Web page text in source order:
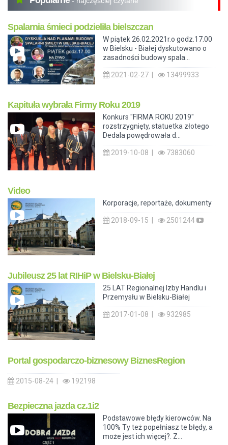
Spalarnia śmieci podzieliła bielszczan
W piątek 26.02.2021r.o godz.17.00
w Bielsku - Białej dyskutowano o
zasadności budowy spala...
2021-02-27 | 13499933
Kapituła wybrała Firmy Roku 2019
Konkurs "FIRMA ROKU 2019"
rozstrzygnięty, statuetka złotego
Dedala powędrowała d...
2019-10-08 | 7383060
Video
Korporacje, reportaże, dokumenty
2018-09-15 | 2501244
Jubileusz 25 lat RIHiP w Bielsku-Białej
25 LAT Regionalnej Izby Handlu i
Przemysłu w Bielsku-Białej
2017-01-08 | 932985
Portal gospodarczo-biznesowy BiznesRegion
2015-08-24 | 192198
Bezpieczna jazda cz.1i2
Podstawowe błędy kierowców. Na
100% Ty też popełniasz te błędy, a
może jest ich więcej?. Z...